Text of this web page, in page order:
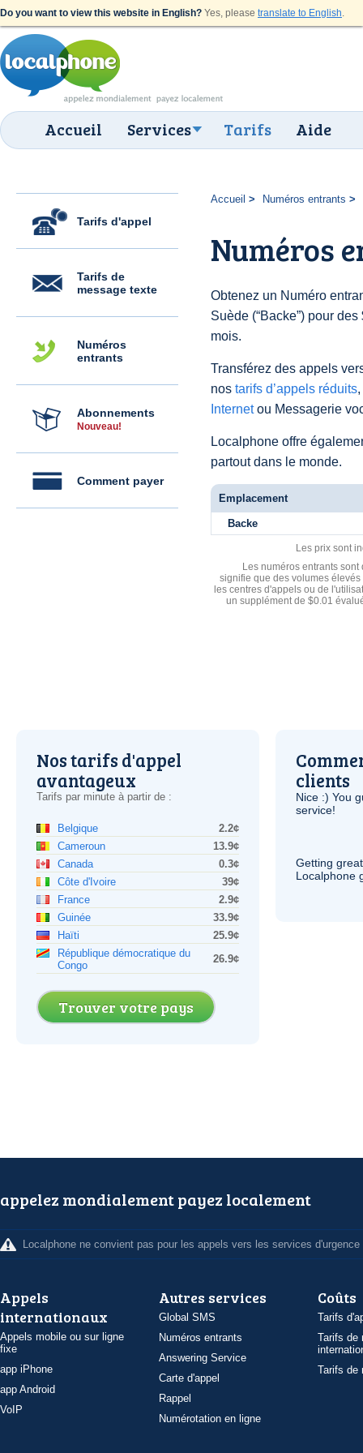
Do you want to view this website in English? Yes, please translate to English.
Accueil Services Tarifs Aide
Tarifs d'appel
Tarifs de
message texte
Numéros
entrants
Abonnements
Nouveau!
Comment payer
Accueil Numéros entrants
Numéros
Obtenez un Numéro
Suède (“Backe”) pour
mois.
Transférez des appels
nos tarifs d’appels réduits
Internetou Messagerie
Localphone offre
partout dans le monde.
Emplacement
Backe
Les prix sont
Les numéros entrants
signifie que des volumes
les centres d'appels ou de
un supplément de $0.01
Nos tarifs d'appel
avantageux
Tarifs par minute à partir de :
Belgique
2.2¢
Cameroun
13.9¢
Canada
0.3¢
Côte d'Ivoire
39¢
France
2.9¢
Guinée
33.9¢
Haïti
25.9¢
République démocratique du
Congo
26.9¢
Trouver votre pays
clients
Nice :) You
service!
Getting
Localphone
appelez mondialement payez localement
Localphone ne convient pas pour les appels vers les services d'urgence
Appels
internationaux
Appels mobile ou sur ligne
fixe
app iPhone
app Android
VoIP
Autres services
Global SMS
Numéros entrants
Answering Service
Carte d'appel
Rappel
Numérotation en ligne
Coûts
Tarifs
Tarifs de
Tarifs de